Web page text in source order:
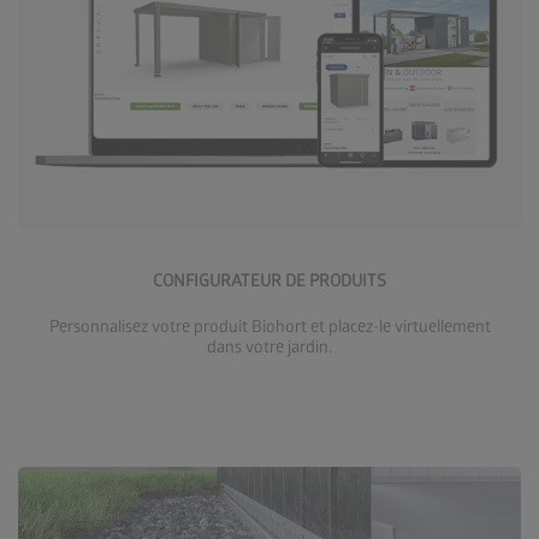
CONFIGURATEUR DE PRODUITS
Personnalisez votre produit Biohort et placez-le virtuellement
dans votre jardin.